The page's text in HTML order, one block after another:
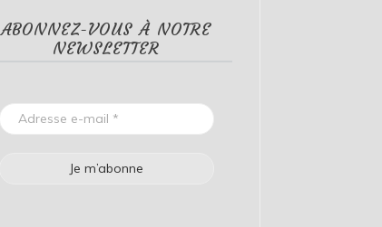
ABONNEZ-VOUS À NOTRE
NEWSLETTER